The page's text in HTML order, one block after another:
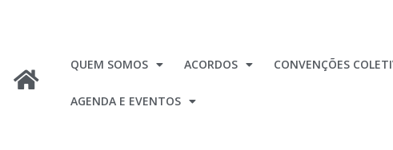
QUEM SOMOS ACORDOS CONVENÇÕES
AGENDA E EVENTOS